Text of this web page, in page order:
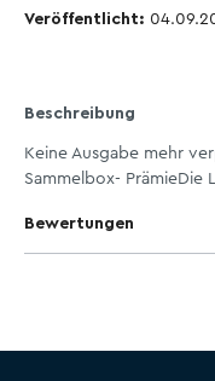
Veröffentlicht:
Beschreibung
Keine Ausgabe mehr
Sammelbox-
Bewertungen